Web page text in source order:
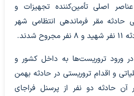
اصلی تأمین‌کننده تجهیزات و
حادثه مقر فرماندهی انتظامی شهر
ورود تروریست‌ها به داخل کشور و
و اقدام تروریستی در حادثه بهمن
که در آن حادثه دو نفر از پرسنل فراجای